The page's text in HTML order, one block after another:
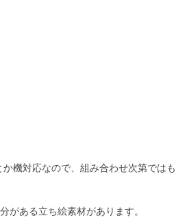
機対応なので、組み合わせ次第ではも
がある立ち絵素材があります。